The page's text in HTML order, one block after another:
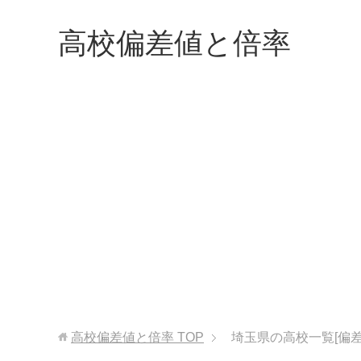
高校偏差値と倍率
高校偏差値と倍率 TOP 埼玉県の高校一覧[偏